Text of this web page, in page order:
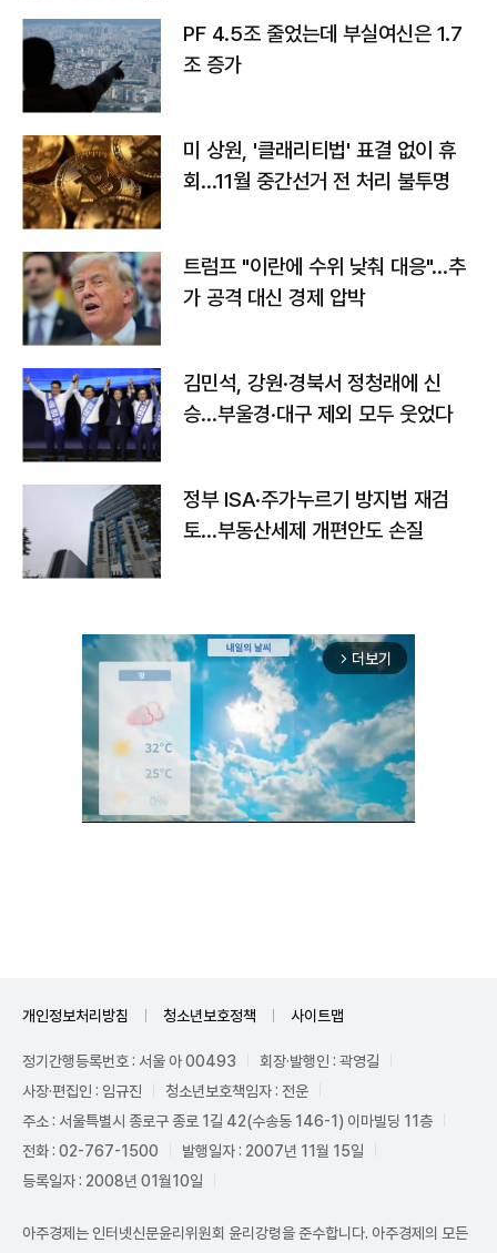
PF 4.5조 줄었는데 부실여신은 1.7
조 증가
미 상원, '클래리티법' 표결 없이 휴
회…11월 중간선거 전 처리 불투명
트럼프 "이란에 수위 낮춰 대응"…추
가 공격 대신 경제 압박
김민석, 강원·경북서 정청래에 신
승…부울경·대구 제외 모두 웃었다
정부 ISA·주가누르기 방지법 재검
토…부동산세제 개편안도 손질
arrow_forward_ios 더보기
개인정보처리방침 청소년보호정책 사이트맵
정기간행등록번호 : 서울 아 00493
회장·발행인 : 곽영길
사장·편집인 : 임규진
청소년보호책임자 : 전운
주소 : 서울특별시 종로구 종로 1길 42(수송동 146-1) 이마빌딩 11층
전화 : 02-767-1500
발행일자 : 2007년 11월 15일
등록일자 : 2008년 01월10일
아주경제는 인터넷신문윤리위원회 윤리강령을 준수합니다. 아주경제의 모든